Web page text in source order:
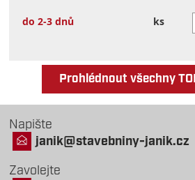
do 2-3 dnů ks
Prohlédnout všechny
Napište
janik@stavebniny-janik.cz
Zavolejte